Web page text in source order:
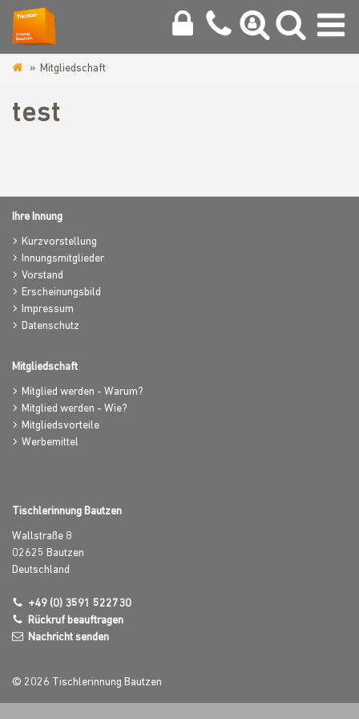
bautzen.de
Mitgliedschaft
test
Ihre Innung
Kurzvorstellung
Innungsmitglieder
Vorstand
Erscheinungsbild
Impressum
Datenschutz
Mitgliedschaft
Mitglied werden - Warum?
Mitglied werden - Wie?
Mitgliedsvorteile
Werbemittel
Tischlerinnung Bautzen
Wallstraße 8
02625 Bautzen
Deutschland
+49 (0) 3591 522730
Rückruf beauftragen
Nachricht senden
© 2026 Tischlerinnung Bautzen